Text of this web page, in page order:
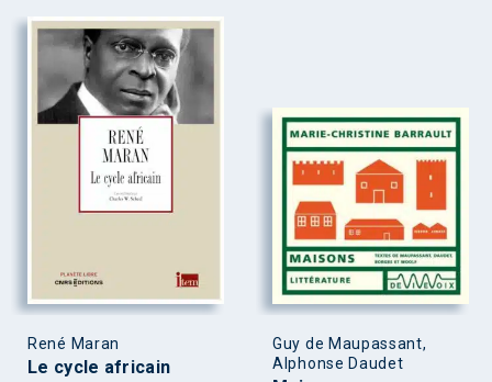
René Maran
Le cycle africain
Guy de Maupassant,
Alphonse Daudet